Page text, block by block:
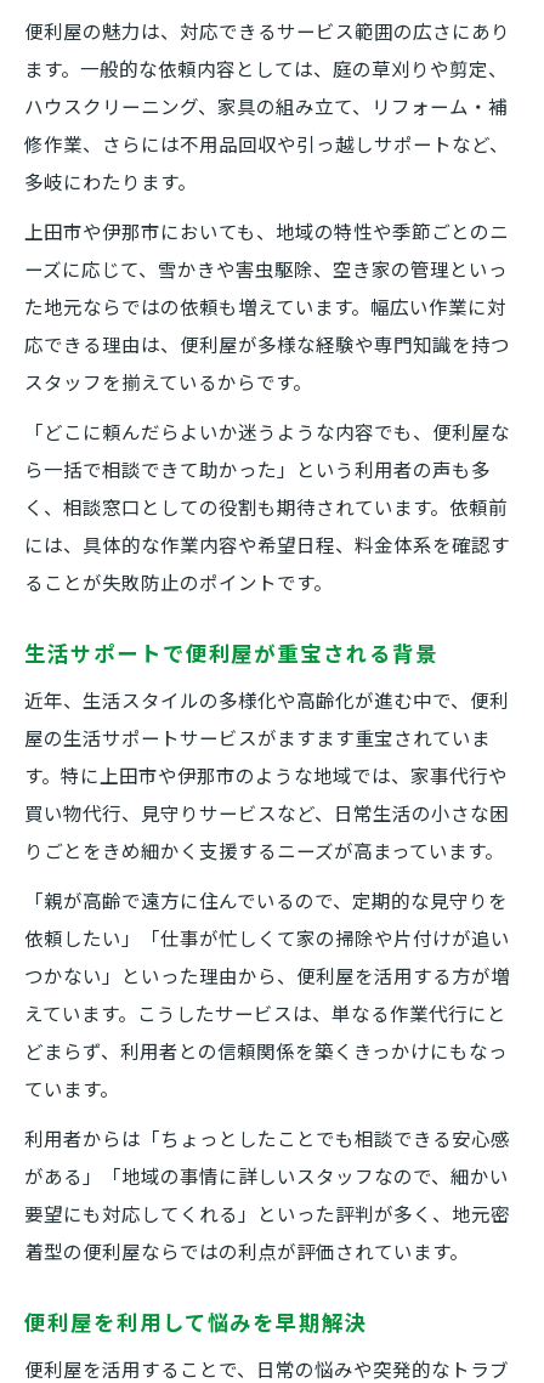
便利屋の魅力は、対応できるサービス範囲の広さにあり
ます。一般的な依頼内容としては、庭の草刈りや剪定、
ハウスクリーニング、家具の組み立て、リフォーム・補
修作業、さらには不用品回収や引っ越しサポートなど、
多岐にわたります。
上田市や伊那市においても、地域の特性や季節ごとのニ
ーズに応じて、雪かきや害虫駆除、空き家の管理といっ
た地元ならではの依頼も増えています。幅広い作業に対
応できる理由は、便利屋が多様な経験や専門知識を持つ
スタッフを揃えているからです。
「どこに頼んだらよいか迷うような内容でも、便利屋な
ら一括で相談できて助かった」という利用者の声も多
く、相談窓口としての役割も期待されています。依頼前
には、具体的な作業内容や希望日程、料金体系を確認す
ることが失敗防止のポイントです。
生活サポートで便利屋が重宝される背景
近年、生活スタイルの多様化や高齢化が進む中で、便利
屋の生活サポートサービスがますます重宝されていま
す。特に上田市や伊那市のような地域では、家事代行や
買い物代行、見守りサービスなど、日常生活の小さな困
りごとをきめ細かく支援するニーズが高まっています。
「親が高齢で遠方に住んでいるので、定期的な見守りを
依頼したい」「仕事が忙しくて家の掃除や片付けが追い
つかない」といった理由から、便利屋を活用する方が増
えています。こうしたサービスは、単なる作業代行にと
どまらず、利用者との信頼関係を築くきっかけにもなっ
ています。
利用者からは「ちょっとしたことでも相談できる安心感
がある」「地域の事情に詳しいスタッフなので、細かい
要望にも対応してくれる」といった評判が多く、地元密
着型の便利屋ならではの利点が評価されています。
便利屋を利用して悩みを早期解決
便利屋を活用することで、日常の悩みや突発的なトラブ